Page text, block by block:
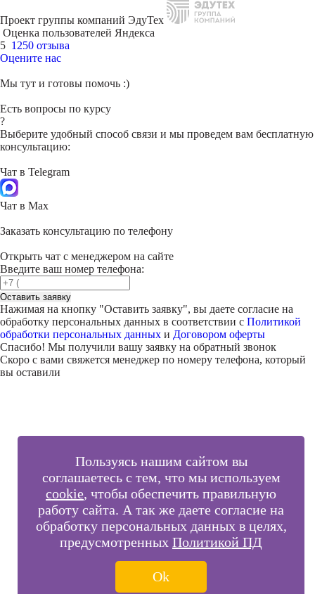
Проект группы компаний ЭдуТех
Оценка пользователей Яндекса
5 1250 отзыва
Оцените нас
Пользуясь нашим сайтом вы
соглашаетесь с тем, что мы используем
cookie, чтобы обеспечить правильную
работу сайта. А так же даете согласие на
обработку персональных данных в целях,
предусмотренных Политикой ПД
Ok
Мы тут и готовы помочь :)
Есть вопросы по курсу
?
Выберите удобный способ связи и мы проведем вам бесплатную
консультацию:
Чат в Telegram
Чат в Max
Заказать консультацию по телефону
Открыть чат с менеджером на сайте
Введите ваш номер телефона:
Оставить заявку
Нажимая на кнопку "Оставить заявку", вы даете согласие на
обработку персональных данных в соответствии с Политикой
обработки персональных данных и Договором оферты
Спасибо! Мы получили вашу заявку на обратный звонок
Скоро с вами свяжется менеджер по номеру телефона, который
вы оставили